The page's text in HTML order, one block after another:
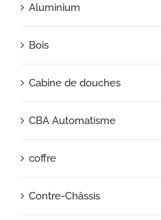
Aluminium
Bois
Cabine de douches
CBA Automatisme
coffre
Contre-Châssis